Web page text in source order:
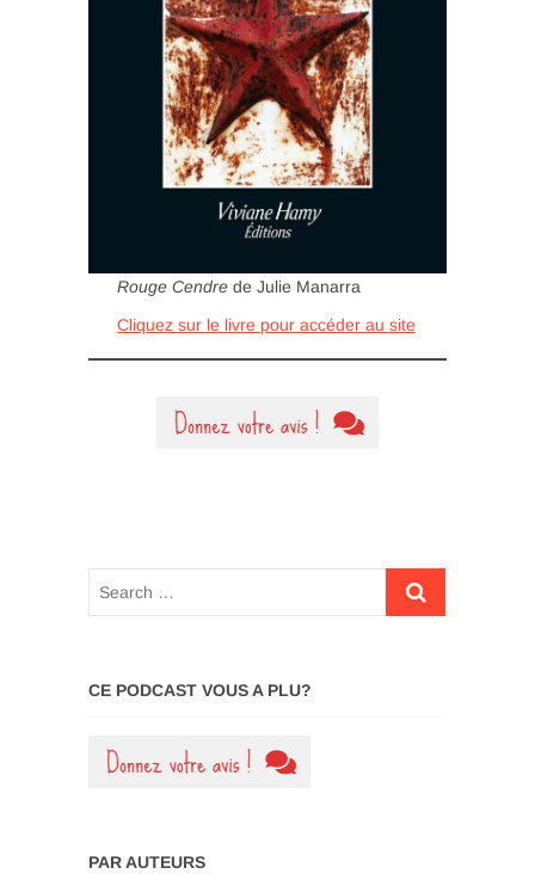
Rouge Cendre de Julie Manarra
Cliquez sur le livre pour accéder au site
CE PODCAST VOUS A PLU?
PAR AUTEURS